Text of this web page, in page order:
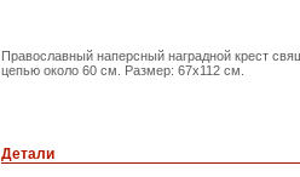
Православный наперсный наградной крест
цепью около 60 см. Размер: 67x112 см.
Детали